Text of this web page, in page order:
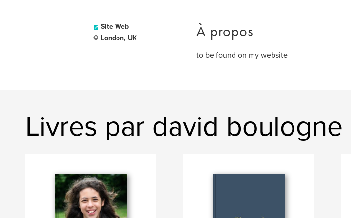
Site Web
London, UK
À propos
to be found on my website
Livres par david boulogne